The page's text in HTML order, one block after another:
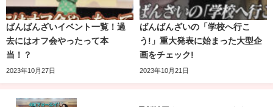
【宅配vs手作り料理】スピード対決でまさか
の結果に！！
ばんばんざいイベント一覧！過
去にはオフ会やったって本
当！？
2023年10月27日
ばんばんざいの「学校へ行こ
う!」重大発表に始まった大型企
画をチェック!
2023年10月21日